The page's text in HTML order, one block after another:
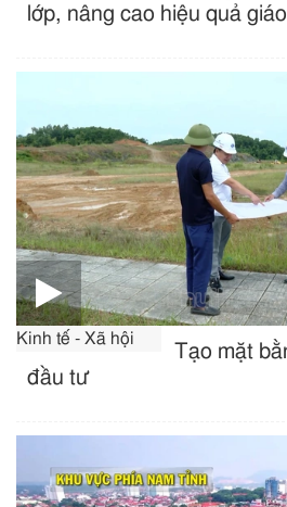
lớp, nâng cao hiệu quả
Kinh tế - Xã hội
Tạo mặt
đầu tư